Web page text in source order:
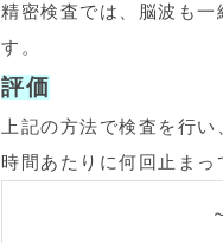
精密検査では、脳波も
す。
評価
上記の方法で検査を行
時間あたりに何回止まっ